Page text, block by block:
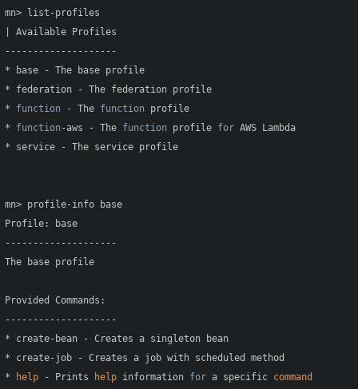
mn> list-profiles
| Available Profiles
--------------------
* base - The base profile
* federation - The federation profile
* function - The function profile
* function-aws - The function profile for AWS Lambda
* service - The service profile
mn> profile-info base
Profile: base
--------------------
The base profile
Provided Commands:
--------------------
* create-bean - Creates a singleton bean
* create-job - Creates a job with scheduled method
*
help - Prints help information for a specific command